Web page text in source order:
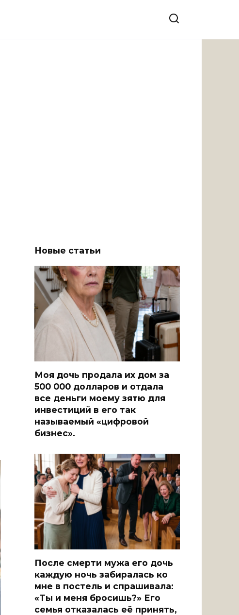
Новые статьи
Моя дочь продала их дом за
500 000 долларов и отдала
все деньги моему зятю для
инвестиций в его так
называемый «цифровой
бизнес».
После смерти мужа его дочь
каждую ночь забиралась ко
мне в постель и спрашивала:
«Ты и меня бросишь?» Его
семья отказалась её принять,